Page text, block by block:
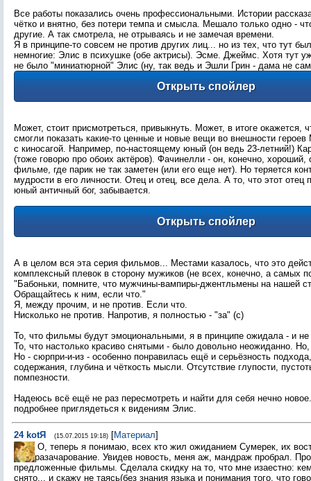
Все работы показались очень профессиональными. Истории
чётко и внятно, без потери темпа и смысла. Мешало только одно -
другие. А так смотрела, не отрываясь и не замечая времени.
Я в принципе-то совсем не против других лиц... но из тех, что тут
немногие: Элис в психушке (обе актрисы). Эсме. Джеймс. Хотя тут
не было "миниатюрной" Элис (ну, так ведь и Эшли Грин - дама не
Может, стоит присмотреться, привыкнуть. Может, в итоге окажется,
смогли показать какие-то ценные и новые вещи во внешности
с киносагой. Например, по-настоящему юный (он ведь 23-летний!)
(тоже говорю про обоих актёров). Фачинелли - он, конечно, хороший,
фильме, где парик не так заметен (или его еще нет). Но теряется
мудрости в его личности. Отец и отец, все дела. А то, что этот отец
юный античный бог, забывается.
А в целом вся эта серия фильмов... Местами казалось, что это
комплексный плевок в сторону мужиков (не всех, конечно, а самых
"Бабоньки, помните, что мужчины-вампиры-джентльмены на нашей
Обращайтесь к ним, если что."
Я, между прочим, и не против. Если что.
Нисколько не против. Напротив, я полностью - "за" (с)
То, что фильмы будут эмоциональными, я в принципе ожидала - и не
То, что настолько красиво снятыми - было довольно неожиданно. Но,
Но - сюрпри-и-из - особенно понравилась ещё и серьёзность
содержания, глубина и чёткость мысли. Отсутствие глупости,
помпезности.
Надеюсь всё ещё не раз пересмотреть и найти для себя нечно
подробнее приглядеться к видениям Элис.
24 kotЯ (15.07.2015 19:18) [Материал]
О, теперь я понимаю, всех кто жил ожиданием Сумерек, их
разачарование. Увидев новость, меня аж, мандраж пробрал.
предложенные фильмы. Сделала скидку на то, что мне изаестно:
снято... и скажу не таясь(без знания языка и понимания того, что